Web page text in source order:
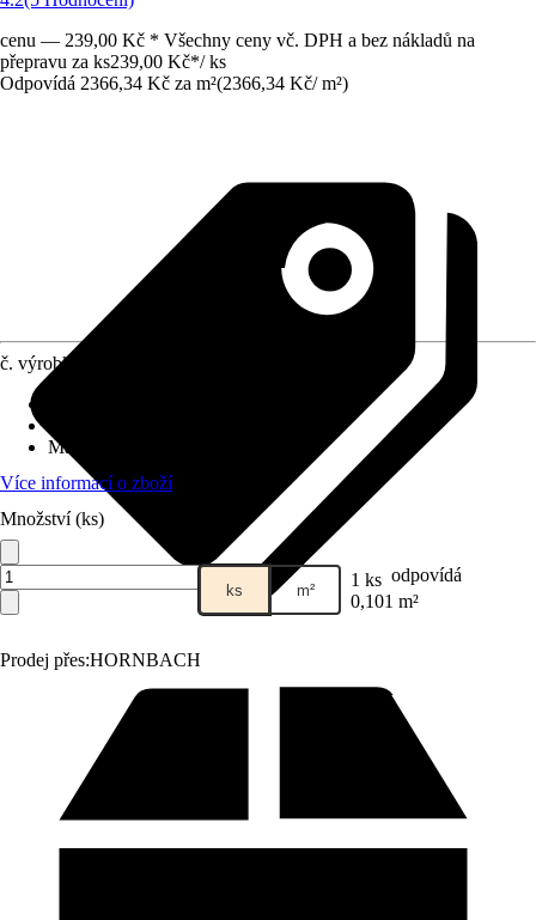
cenu — 239,00 Kč * Všechny ceny vč. DPH a bez nákladů na
přepravu za ks239,00 Kč*/ ks
Odpovídá 2366,34 Kč za m²(2366,34 Kč/ m²)
Prodej přes:HORNBACH
č. výrobku
Materiál
Více informací o zboží
Množství (ks)
ks m² 1 ks odpovídá
0,101 m²